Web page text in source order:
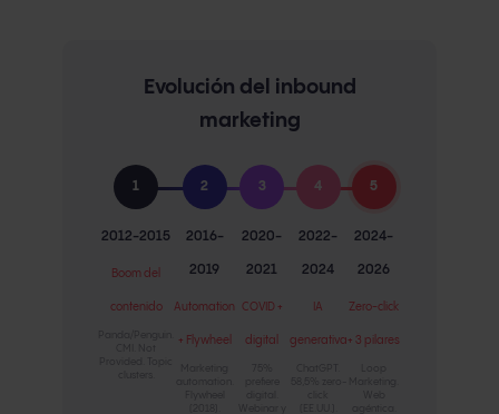
Evolución del inbound
marketing
1
2012-2015
Boom del
contenido
2
2016-
2019
Automation
+ Flywheel
3
2020-
2021
COVID +
digital
4
2022-
2024
IA
generativa
5
2024-
2026
Zero-click
+ 3 pilares